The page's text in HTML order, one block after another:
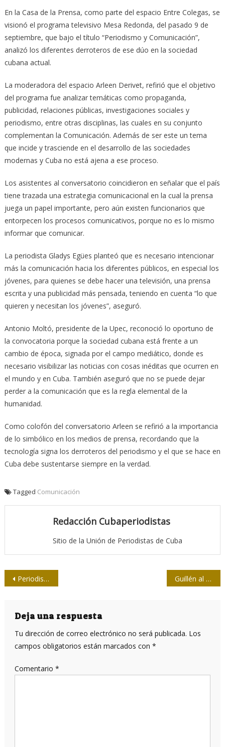
En la Casa de la Prensa, como parte del espacio Entre Colegas, se
visionó el programa televisivo Mesa Redonda, del pasado 9 de
septiembre, que bajo el título “Periodismo y Comunicación”,
analizó los diferentes derroteros de ese dúo en la sociedad
cubana actual.
La moderadora del espacio Arleen Derivet, refirió que el objetivo
del programa fue analizar temáticas como propaganda,
publicidad, relaciones públicas, investigaciones sociales y
periodismo, entre otras disciplinas, las cuales en su conjunto
complementan la Comunicación. Además de ser este un tema
que incide y trasciende en el desarrollo de las sociedades
modernas y Cuba no está ajena a ese proceso.
Los asistentes al conversatorio coincidieron en señalar que el país
tiene trazada una estrategia comunicacional en la cual la prensa
juega un papel importante, pero aún existen funcionarios que
entorpecen los procesos comunicativos, porque no es lo mismo
informar que comunicar.
La periodista Gladys Egües planteó que es necesario intencionar
más la comunicación hacia los diferentes públicos, en especial los
jóvenes, para quienes se debe hacer una televisión, una prensa
escrita y una publicidad más pensada, teniendo en cuenta “lo que
quieren y necesitan los jóvenes”, aseguró.
Antonio Moltó, presidente de la Upec, reconoció lo oportuno de
la convocatoria porque la sociedad cubana está frente a un
cambio de época, signada por el campo mediático, donde es
necesario visibilizar las noticias con cosas inéditas que ocurren en
el mundo y en Cuba. También aseguró que no se puede dejar
perder a la comunicación que es la regla elemental de la
humanidad.
Como colofón del conversatorio Arleen se refirió a la importancia
de lo simbólico en los medios de prensa, recordando que la
tecnología signa los derroteros del periodismo y el que se hace en
Cuba debe sustentarse siempre en la verdad.
Tagged Comunicación
Redacción Cubaperiodistas
Sitio de la Unión de Periodistas de Cuba
Navegación
entradas
Periodismo de precisión: expectativas y consideraciones Guillén al Museo de cera de Bayamo
Deja una respuesta
Tu dirección de correo electrónico no será publicada. Los
campos obligatorios están marcados con *
Comentario *